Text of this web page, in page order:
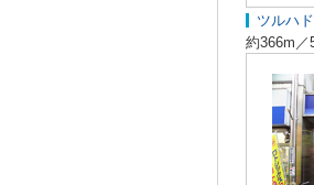
ツルハ
約366m／